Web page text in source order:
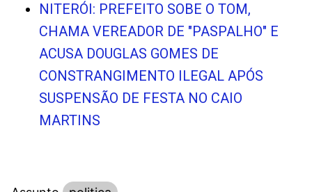
NITERÓI: PREFEITO SOBE O TOM,
CHAMA VEREADOR DE "PASPALHO" E
ACUSA DOUGLAS GOMES DE
CONSTRANGIMENTO ILEGAL APÓS
SUSPENSÃO DE FESTA NO CAIO
MARTINS